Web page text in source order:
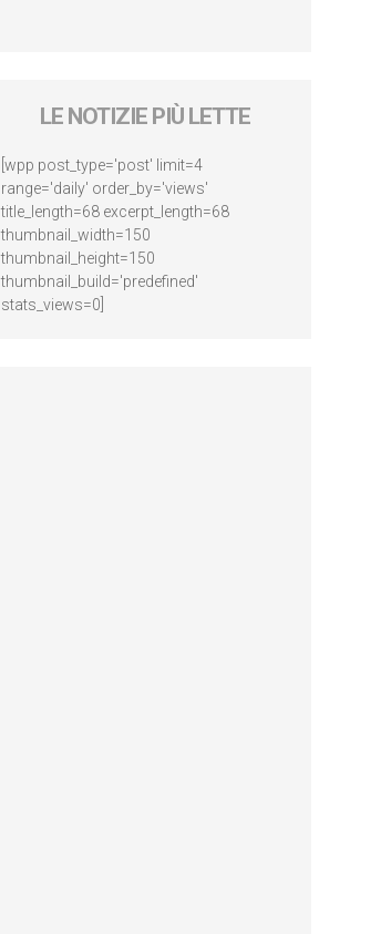
LE NOTIZIE PIÙ LETTE
[wpp post_type='post' limit=4
range='daily' order_by='views'
title_length=68 excerpt_length=68
thumbnail_width=150
thumbnail_height=150
thumbnail_build='predefined'
stats_views=0]